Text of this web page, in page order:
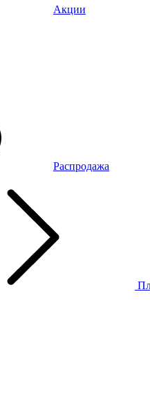
Акции
Распродажа